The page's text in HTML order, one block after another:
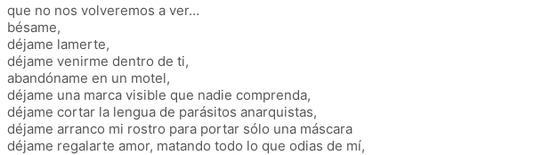
que no nos volveremos a ver…
bésame,
déjame lamerte,
déjame venirme dentro de ti,
abandóname en un motel,
déjame una marca visible que nadie comprenda,
déjame cortar la lengua de parásitos anarquistas,
déjame arranco mi rostro para portar sólo una máscara
déjame regalarte amor, matando todo lo que odias de mí,